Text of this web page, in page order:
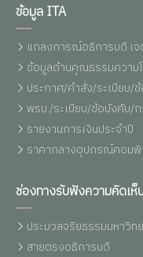
ข้อมูล ITA
แถลงการณ์อธิการบดี เ
ข้อมูลด้านคุณธรรมความ
ประกาศ/คำสั่ง/ระเบียบ/
พรบ./ระเบียบ/ข้อบังคับ/
รายงานการเงินประจำปี
ราคากลางอุปกรณ์คอมพิ
ช่องทางรับฟังความคิดเห็
ประมวลจริยธรรมมหาวิท
สายตรงอธิการบดี